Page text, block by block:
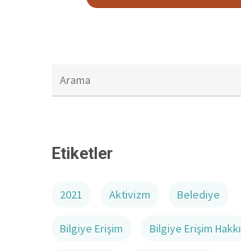
Etiketler
2021 Aktivizm Belediye
Bilgiye Erişim Bilgiye Erişim Hakkı